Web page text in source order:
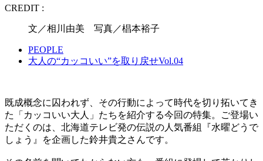
CREDIT :
文／相川由美 写真／椙本裕子
PEOPLE
大人の“カッコいい”を取り戻せVol.04
既成概念に囚われず、その行動によって時代を切り拓いてき
た「カッコいい大人」たちを紹介する今回の特集。ご登場い
ただくのは、北海道テレビ発の伝説の人気番組『水曜どうで
しょう』を企画した鈴井貴之さんです。